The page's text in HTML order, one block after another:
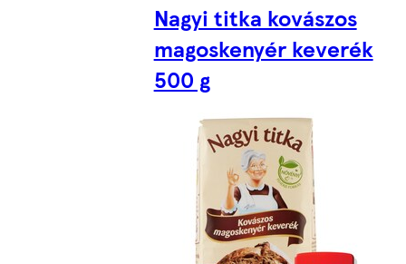
Nagyi titka kovászos
magoskenyér keverék
500 g